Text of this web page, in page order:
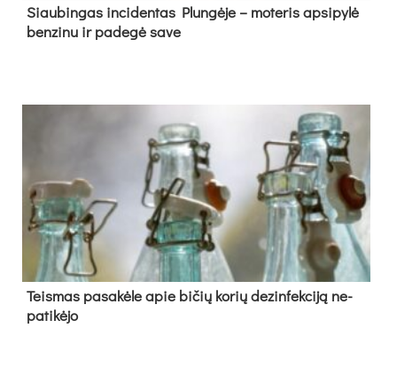
Siau­bin­gas in­ci­den­tas Plun­gė­je – mo­te­ris ap­si­py­lė
ben­zi­nu ir pa­de­gė sa­ve
Teis­mas pa­sa­kė­le apie bi­čių ko­rių de­zin­fek­ci­ją ne­
pa­ti­kė­jo